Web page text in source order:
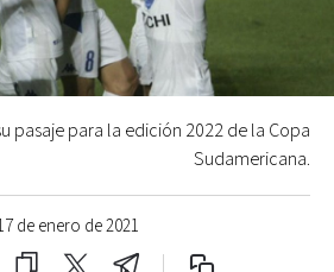
de enero de 2021
pasaje para la edición 2022 de la Copa
Sudamericana.